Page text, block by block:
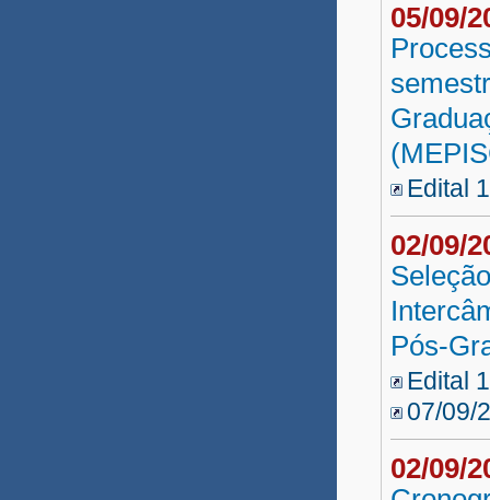
05/09/
Edital
02/09/
Pós-
Edital
07/09/
02/09/